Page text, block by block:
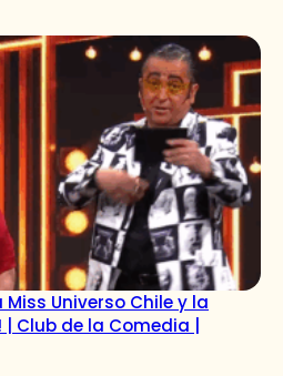
Miss Universo Chile y la
Club de la Comedia |